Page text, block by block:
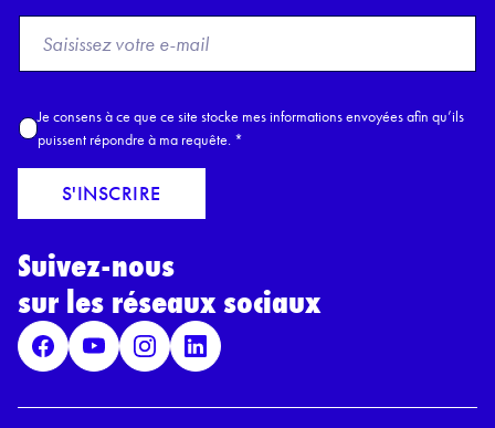
o
E
a
l
A
c
c
r
R
P
D
*
Je consens à ce que ce site stocke mes informations envoyées afin qu’ils
puissent répondre à ma requête. *
S'INSCRIRE
Suivez-nous
sur les réseaux sociaux